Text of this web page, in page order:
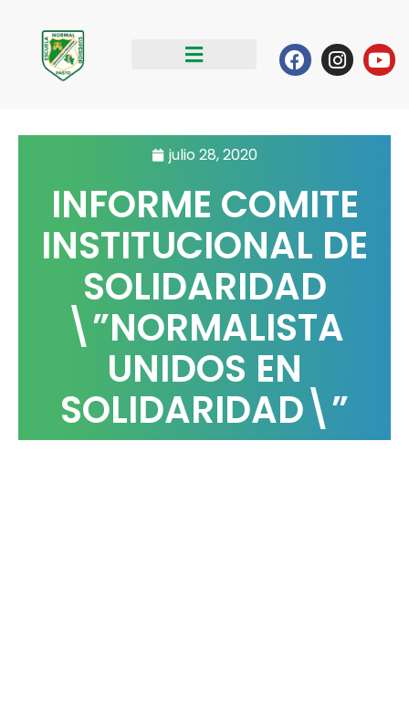
contenido
Facebook
julio 28, 2020
INFORME COMITE
INSTITUCIONAL DE
SOLIDARIDAD
\”NORMALISTA
UNIDOS EN
SOLIDARIDAD\”